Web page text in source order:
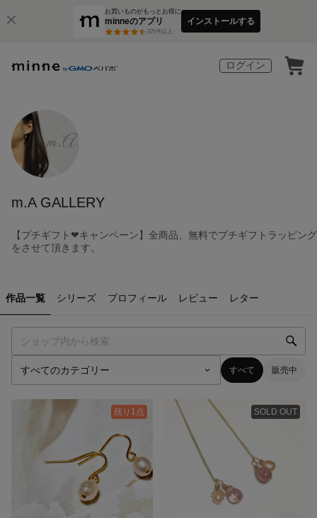
お買いものがもっとお得に
minneのアプリ
3万件以上
インストールする
ログイン
m.A GALLERY
【プチギフト❤︎キャンペーン】全商品、無料でプチギフトラッピング
をさせて頂きます。
作品一覧 シリーズ プロフィール レビュー レター
すべて 販売中
残り1点 SOLD OUT